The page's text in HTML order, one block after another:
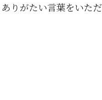
りがたい言葉をいた